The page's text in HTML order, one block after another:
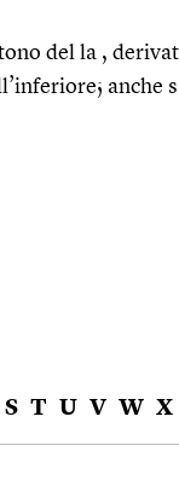
del la ,
anche
S T U V W X